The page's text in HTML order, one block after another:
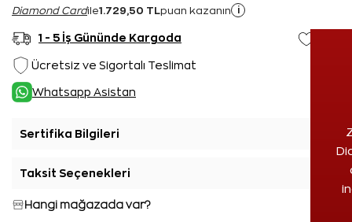
Diamond Cardile1.729,50 TL puan kazanın i
1 - 5 İş Gününde Kargoda
Ücretsiz ve Sigortalı Teslimat
Whatsapp Asistan
Sertifika Bilgileri
Taksit Seçenekleri
Hangi mağazada var?